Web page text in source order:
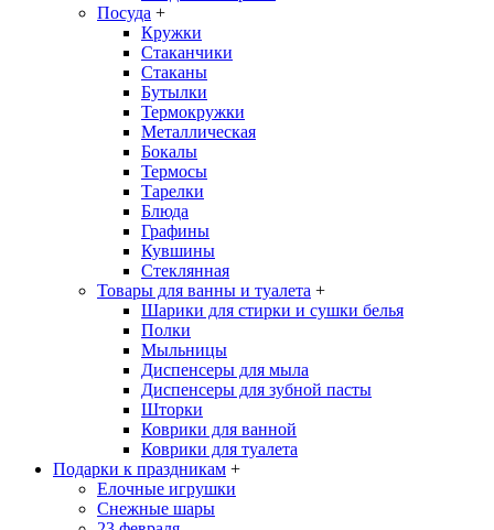
Посуда +
Кружки
Стаканчики
Стаканы
Бутылки
Термокружки
Металлическая
Бокалы
Термосы
Тарелки
Блюда
Графины
Кувшины
Стеклянная
Товары для ванны и туалета +
Шарики для стирки и сушки белья
Полки
Мыльницы
Диспенсеры для мыла
Диспенсеры для зубной пасты
Шторки
Коврики для ванной
Коврики для туалета
Подарки к праздникам +
Елочные игрушки
Снежные шары